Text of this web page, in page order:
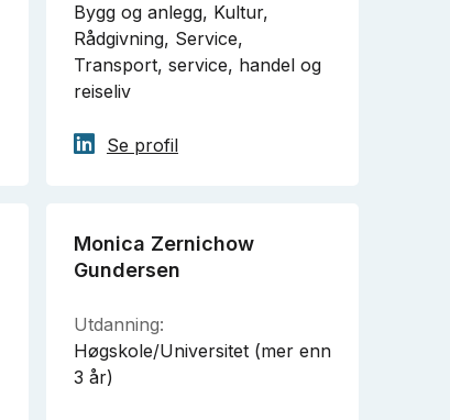
Bygg og anlegg, Kultur,
Rådgivning, Service,
Transport, service, handel og
reiseliv
Se profil
Monica Zernichow
Gundersen
Utdanning:
Høgskole/Universitet (mer enn
3 år)